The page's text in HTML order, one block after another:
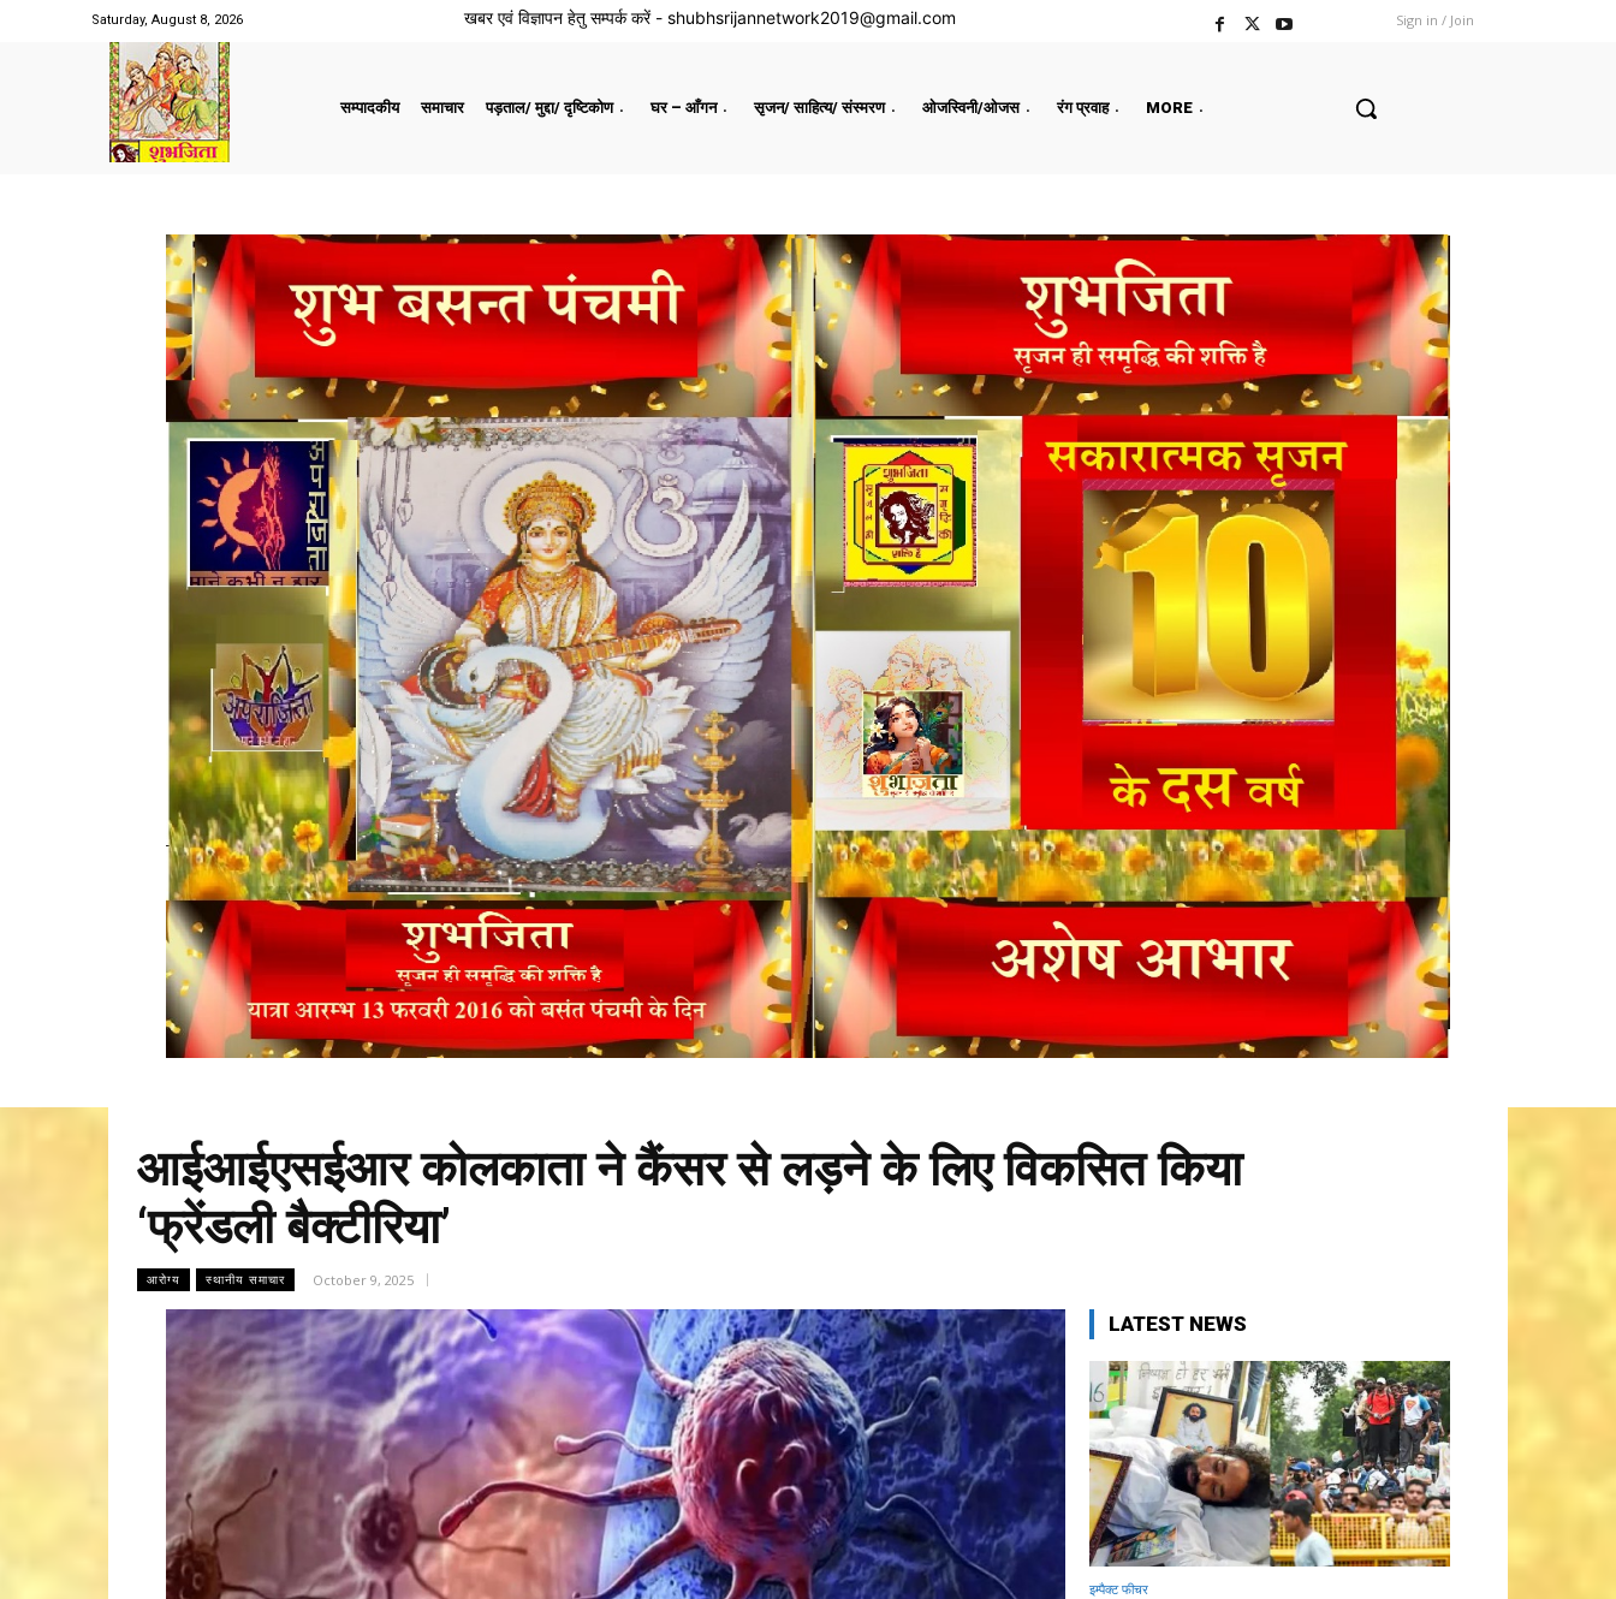
Saturday, August 8, 2026 खबर एवं विज्ञापन हेतु सम्पर्क करें - shubhsrijannetwork2019@gmail.com Sign in / Join
सम्पादकीय समाचार पड़ताल/ मुद्दा/ दृष्टिकोण घर – आँगन सृजन/ साहित्य/ संस्मरण ओजस्विनी/ओजस रंग प्रवाह MORE
आईआईएसईआर कोलकाता ने कैंसर से लड़ने के लिए विकसित किया
‘फ्रेंडली बैक्टीरिया’
आरोग्य स्थानीय समाचार October 9, 2025
LATEST NEWS
इम्पैक्ट फीचर